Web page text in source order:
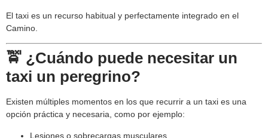
El taxi es un recurso habitual y perfectamente integrado en el
Camino.
🚖 ¿Cuándo puede necesitar un
taxi un peregrino?
Existen múltiples momentos en los que recurrir a un taxi es una
opción práctica y necesaria, como por ejemplo:
Lesiones o sobrecargas musculares